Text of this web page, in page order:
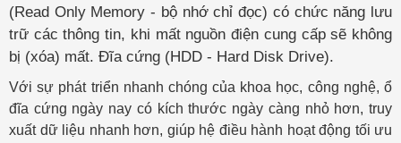
(Read Only Memory - bộ nhớ chỉ đọc) có chức năng lưu
trữ các thông tin, khi mất nguồn điện cung cấp sẽ không
bị (xóa) mất. Đĩa cứng (HDD - Hard Disk Drive).
Với sự phát triển nhanh chóng của khoa học, công nghệ, ổ
đĩa cứng ngày nay có kích thước ngày càng nhỏ hơn, truy
xuất dữ liệu nhanh hơn, giúp hệ điều hành hoạt động tối ưu